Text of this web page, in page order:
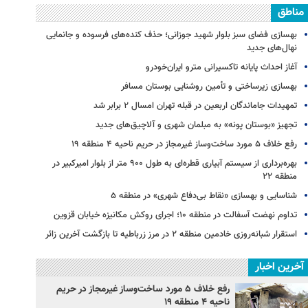
مناطق
بهسازی فضای سبز بلوار شهید جوزانی؛ حذف کنده‌های فرسوده و جانمایی
نهال‌های جدید
آغاز احداث پایانه تاکسیرانی مترو ایران‌خودرو
بهسازی زیرساختی و تأمین روشنایی بوستان مسافر
تمهیدات جاماندگان اربعین در قبله تهران امسال ۲ برابر شد
تجهیز «بوستان پونه» به مبلمان شهری و آلاچیق‌های جدید
رفع خلاف ۵ مورد ساخت‌وساز غیرمجاز در حریم ناحیه ۴ منطقه ۱۹
بهره‌برداری از سیستم آبیاری قطره‌ای به طول ۹۰۰ متر از بلوار امیرکبیر در
منطقه ۲۲
شناسایی و بهسازی «نقاط بی‌دفاع شهری» در منطقه ۵
تداوم نهضت آسفالت در منطقه ۱۰؛ اجرای روکش مکانیزه خیابان قزوین
استقرار شبانه‌روزی خادمین منطقه ۲ در مرز زرباطیه تا بازگشت آخرین زائر
آخرین اخبار
رفع خلاف ۵ مورد ساخت‌وساز غیرمجاز در حریم
ناحیه ۴ منطقه ۱۹